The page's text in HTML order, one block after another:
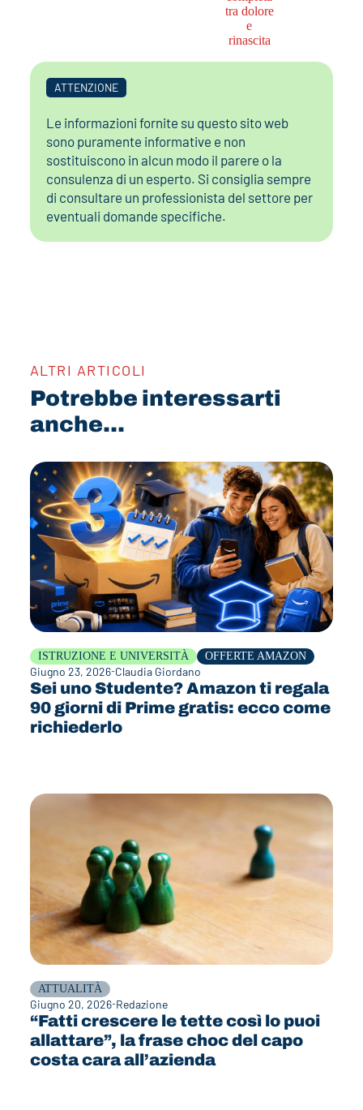
ATTENZIONE
Le informazioni fornite su questo sito web
sono puramente informative e non
sostituiscono in alcun modo il parere o la
consulenza di un esperto. Si consiglia sempre
di consultare un professionista del settore per
eventuali domande specifiche.
ALTRI ARTICOLI
Potrebbe interessarti
anche...
ISTRUZIONE E UNIVERSITÀ OFFERTE AMAZON
Giugno 23, 2026 Claudia Giordano
Sei uno Studente? Amazon ti regala
90 giorni di Prime gratis: ecco come
richiederlo
ATTUALITÀ
Giugno 20, 2026 Redazione
“Fatti crescere le tette così lo puoi
allattare”, la frase choc del capo
costa cara all’azienda